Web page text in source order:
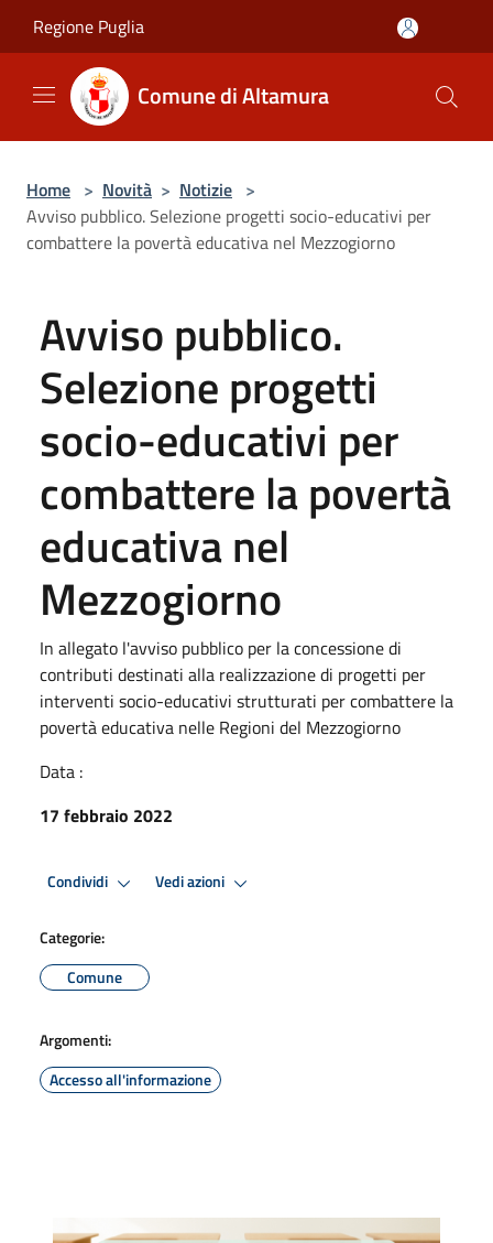
Regione Puglia
Comune di Altamura
Home > Novità > Notizie >
Avviso pubblico. Selezione progetti socio-educativi per
combattere la povertà educativa nel Mezzogiorno
Avviso pubblico.
Selezione progetti
socio-educativi per
combattere la povertà
educativa nel
Mezzogiorno
In allegato l'avviso pubblico per la concessione di
contributi destinati alla realizzazione di progetti per
interventi socio-educativi strutturati per combattere la
povertà educativa nelle Regioni del Mezzogiorno
Data :
17 febbraio 2022
Condividi Vedi azioni
Categorie:
Comune
Argomenti:
Accesso all'informazione